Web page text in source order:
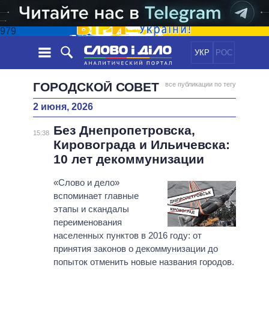
979
УКР РОС
НОВОСТИ
ЛЕНТА
СОБЫТИЯ
СТАТЬИ
МНЕНИЯ
ОБЗОРЫ
ДАЙДЖЕСТЫ
ЭКОНОМИКА
ОБЩЕСТВО
МИР
ПОЛИТИКИ
ВСЕ ПОЛИТИКИ
ПРЕЗИДЕНТ И ОФИС
ВЕРХОВНАЯ РАДА
ГЛАВЫ ОБЛАДМИНИСТРАЦИЙ
МЭРЫ
ИНФОГРАФИКА
ПОДДЕРЖАТЬ
СРАВНЕНИЕ ПОЛИТИКОВ
ГОРОДСКОЙ СОВЕТ все публикации по тегу
2 июня, 2026
15:38
Без Днепропетровска,
Кировограда и Ильичевска:
10 лет декоммунизации
«Слово и дело»
вспоминает главные
этапы и скандалы
переименования
населенных пунктов в 2016 году: от
принятия законов о декоммунизации до
попыток отменить новые названия городов.